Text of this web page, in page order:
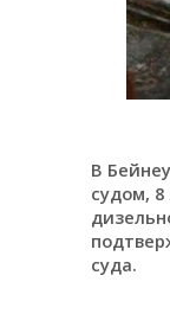
В
судом,
суда.